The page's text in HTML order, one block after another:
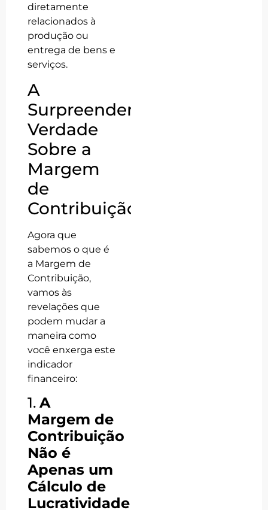
diretamente
relacionados à
produção ou
entrega de bens e
serviços.
A
Surpreendente
Verdade
Sobre a
Margem
de
Contribuição
Agora que
sabemos o que é
a Margem de
Contribuição,
vamos às
revelações que
podem mudar a
maneira como
você enxerga este
indicador
financeiro:
1.A
Margem de
Contribuição
Não é
Apenas um
Cálculo de
Lucratividade